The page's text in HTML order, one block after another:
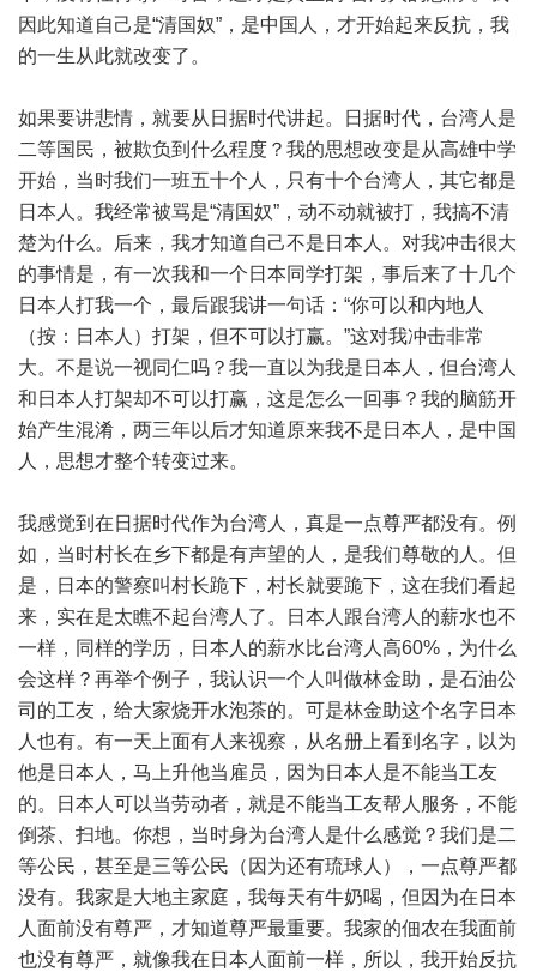
因此知道自己是“清国奴”，是中国人，才开始起来反抗，我
的一生从此就改变了。
如果要讲悲情，就要从日据时代讲起。日据时代，台湾人是
二等国民，被欺负到什么程度？我的思想改变是从高雄中学
开始，当时我们一班五十个人，只有十个台湾人，其它都是
日本人。我经常被骂是“清国奴”，动不动就被打，我搞不清
楚为什么。后来，我才知道自己不是日本人。对我冲击很大
的事情是，有一次我和一个日本同学打架，事后来了十几个
日本人打我一个，最后跟我讲一句话：“你可以和内地人
（按：日本人）打架，但不可以打赢。”这对我冲击非常
大。不是说一视同仁吗？我一直以为我是日本人，但台湾人
和日本人打架却不可以打赢，这是怎么一回事？我的脑筋开
始产生混淆，两三年以后才知道原来我不是日本人，是中国
人，思想才整个转变过来。
我感觉到在日据时代作为台湾人，真是一点尊严都没有。例
如，当时村长在乡下都是有声望的人，是我们尊敬的人。但
是，日本的警察叫村长跪下，村长就要跪下，这在我们看起
来，实在是太瞧不起台湾人了。日本人跟台湾人的薪水也不
一样，同样的学历，日本人的薪水比台湾人高60%，为什么
会这样？再举个例子，我认识一个人叫做林金助，是石油公
司的工友，给大家烧开水泡茶的。可是林金助这个名字日本
人也有。有一天上面有人来视察，从名册上看到名字，以为
他是日本人，马上升他当雇员，因为日本人是不能当工友
的。日本人可以当劳动者，就是不能当工友帮人服务，不能
倒茶、扫地。你想，当时身为台湾人是什么感觉？我们是二
等公民，甚至是三等公民（因为还有琉球人），一点尊严都
没有。我家是大地主家庭，我每天有牛奶喝，但因为在日本
人面前没有尊严，才知道尊严最重要。我家的佃农在我面前
也没有尊严，就像我在日本人面前一样，所以，我开始反抗